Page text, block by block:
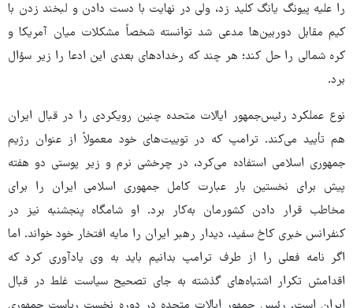
را علیه پیونگ یانگ کلید زد، ولی در نهایت با دست دادن و لبخند زدن با
کیم مقابل دوربین‌ها مدعی شد توانسته شخصاً مشکلات میان آمریکا و
کره شمالی را حل کند؛ هر چند که رخدادهای بعدی این ادعا را زیر سؤال
برد.
نوع عملکرد رئیس‌جمهور ایالات متحده چنین رویکردی را در قبال ایران
هم تأیید می‌کند. ترامپ که در توییت‌های خود معمولاً از عنوان رژیم
جمهوری اسلامی استفاده می‌کرد، در چرخشی نرم و زیر پوستی دو هفته
پیش برای نخستین بار عبارت کامل جمهوری اسلامی ایران را برای
مخاطب قرار دادن کشورمان به‌کار برد. او شامگاه پنجشنبه نیز در
کنفرانس خبری کاخ سفید، دیدار رهبر ایران را مایه افتخار خود خواند. اما
اگر نامه فعلی را از طرف ترامپ بدانیم باید به وی یادآوری کرد که
اقدامش تکرار اشتباه‌های گذشته به جای تصحیح سیاست غلط در قبال